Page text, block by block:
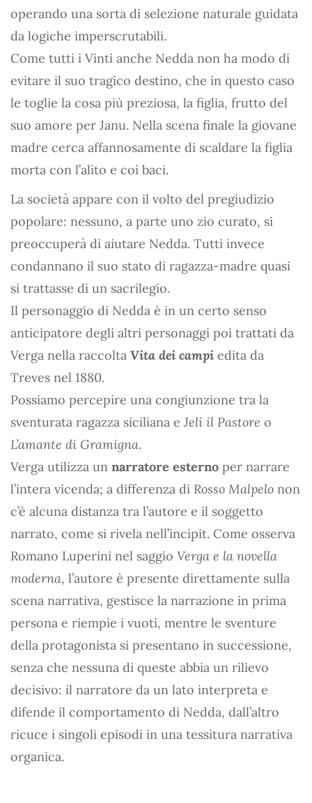
operando una sorta di selezione naturale guidata
da logiche imperscrutabili.
Come tutti i Vinti anche Nedda non ha modo di
evitare il suo tragico destino, che in questo caso
le toglie la cosa più preziosa, la figlia, frutto del
suo amore per Janu. Nella scena finale la giovane
madre cerca affannosamente di scaldare la figlia
morta con l’alito e coi baci.
La società appare con il volto del pregiudizio
popolare: nessuno, a parte uno zio curato, si
preoccuperà di aiutare Nedda. Tutti invece
condannano il suo stato di ragazza-madre quasi
si trattasse di un sacrilegio.
Il personaggio di Nedda è in un certo senso
anticipatore degli altri personaggi poi trattati da
Verga nella raccolta Vita dei campi edita da
Treves nel 1880.
Possiamo percepire una congiunzione tra la
sventurata ragazza siciliana e Jeli il Pastore o
L’amante di Gramigna.
Verga utilizza un narratore esterno per narrare
l’intera vicenda; a differenza di Rosso Malpelo non
c’è alcuna distanza tra l’autore e il soggetto
narrato, come si rivela nell’incipit. Come osserva
Romano Luperini nel saggio Verga e la novella
moderna, l’autore è presente direttamente sulla
scena narrativa, gestisce la narrazione in prima
persona e riempie i vuoti, mentre le sventure
della protagonista si presentano in successione,
senza che nessuna di queste abbia un rilievo
decisivo: il narratore da un lato interpreta e
difende il comportamento di Nedda, dall’altro
ricuce i singoli episodi in una tessitura narrativa
organica.